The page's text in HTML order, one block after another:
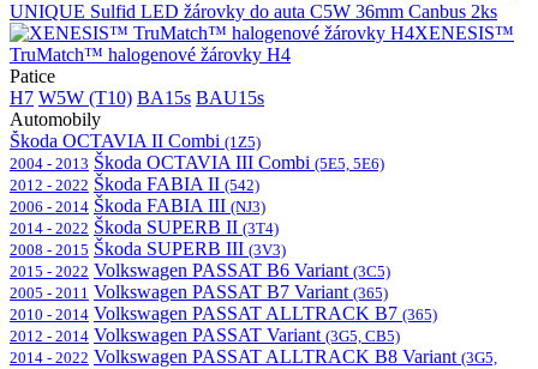
UNIQUE Sulfid LED žárovky do auta C5W 36mm Canbus 2ks
XENESIS™
TruMatch™ halogenové žárovky H4
Patice
H7 W5W (T10) BA15s BAU15s
Automobily
Škoda OCTAVIA II Combi (1Z5)
2004 - 2013 Škoda OCTAVIA III Combi (5E5, 5E6)
2012 - 2022 Škoda FABIA II (542)
2006 - 2014 Škoda FABIA III (NJ3)
2014 - 2022 Škoda SUPERB II (3T4)
2008 - 2015 Škoda SUPERB III (3V3)
2015 - 2022 Volkswagen PASSAT B6 Variant (3C5)
2005 - 2011 Volkswagen PASSAT B7 Variant (365)
2010 - 2014 Volkswagen PASSAT ALLTRACK B7 (365)
2012 - 2014 Volkswagen PASSAT Variant (3G5, CB5)
2014 - 2022 Volkswagen PASSAT ALLTRACK B8 Variant (3G5,